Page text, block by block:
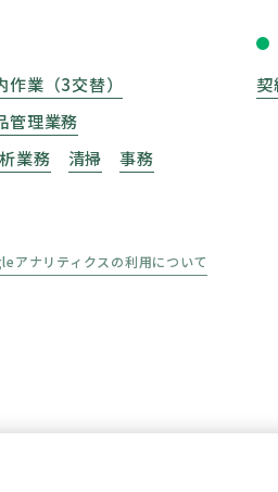
作業（3交替）
管理業務
業務 清掃 事務
契
アナリティクスの利用について